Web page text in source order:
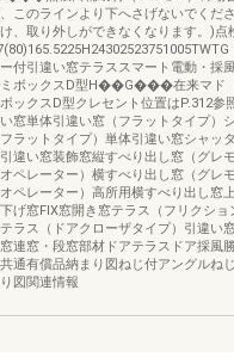
このラインより下へさげないでくだ
、取り外しができなくなります。)点
付引違い窓テラススマート電動・採
ミボックスD型H��G���在来マド
ックスD型クレセント位置はP.312参
窓単体引違い窓（フラットタイプ）
ラットタイプ）単体引違い窓シャッ
違い窓装飾窓縦すべり出し窓（グレ
ペレーター）横すべり出し窓（グレ
ペレーター）高所用横すべり出し窓
げ窓FIX窓開き窓テラス（フリクショ
ラス（ドアクローザタイプ）引違い
連窓・段窓部材ドアテラスドア採風
通有償品納まり図ねじ付アングルね
図関連情報